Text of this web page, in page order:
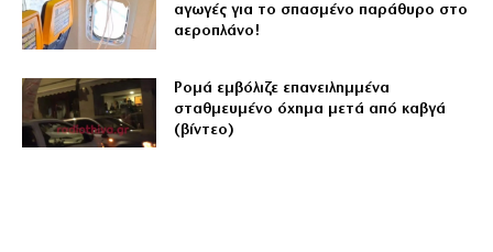
αγωγές για το σπασμένο παράθυρο στο
αεροπλάνο!
Ρομά εμβόλιζε επανειλημμένα
σταθμευμένο όχημα μετά από καβγά
(βίντεο)